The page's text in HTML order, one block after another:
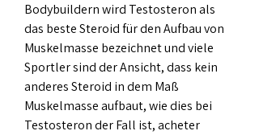
Bodybuildern wird Testosteron als
das beste Steroid für den Aufbau von
Muskelmasse bezeichnet und viele
Sportler sind der Ansicht, dass kein
anderes Steroid in dem Maß
Muskelmasse aufbaut, wie dies bei
Testosteron der Fall ist, acheter